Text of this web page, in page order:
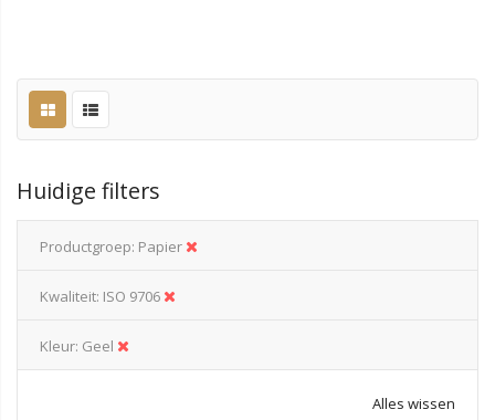
Huidige filters
Productgroep Papier
Kwaliteit ISO 9706
Kleur Geel
Alles wissen